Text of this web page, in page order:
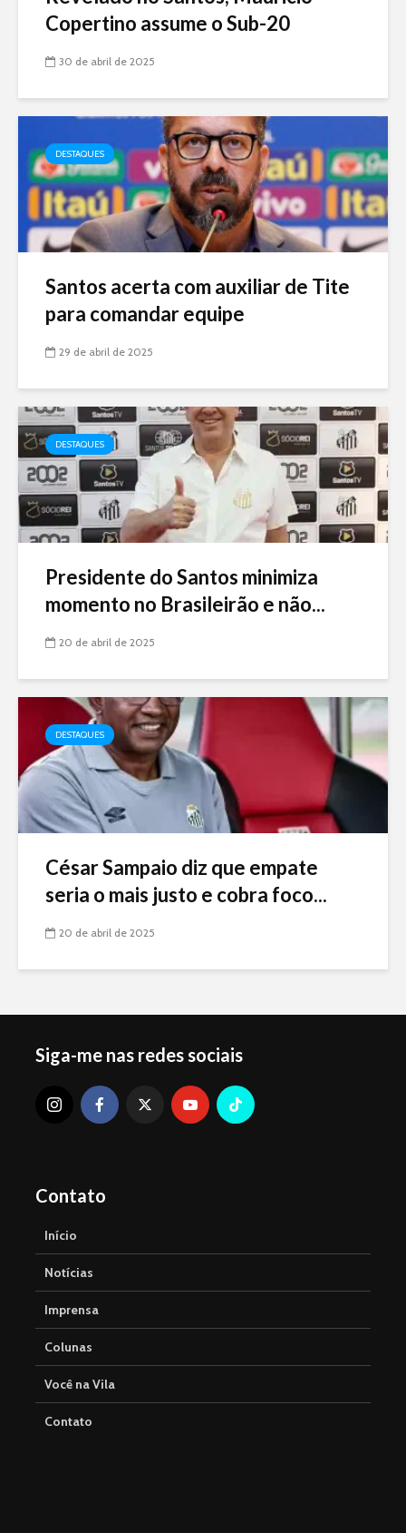
Copertino assume o Sub-20
30 de abril de 2025
DESTAQUES
Santos acerta com auxiliar de Tite
para comandar equipe
29 de abril de 2025
DESTAQUES
Presidente do Santos minimiza
momento no Brasileirão e não...
20 de abril de 2025
DESTAQUES
César Sampaio diz que empate
seria o mais justo e cobra foco...
20 de abril de 2025
Siga-me nas redes sociais
Contato
Início
Notícias
Imprensa
Colunas
Você na Vila
Contato